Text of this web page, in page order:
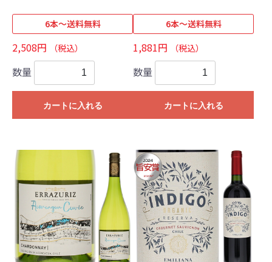
6本～送料無料
2,508円 （税込）
数量
カートに入れる
6本～送料無料
1,881円 （税込）
数量
カートに入れる